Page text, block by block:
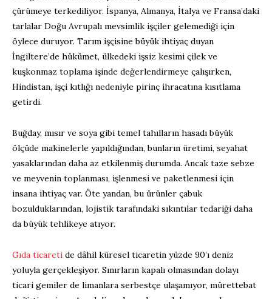
çürümeye terkediliyor. İspanya, Almanya, İtalya ve Fransa’daki
tarlalar Doğu Avrupalı mevsimlik işçiler gelemediği için
öylece duruyor. Tarım işçisine büyük ihtiyaç duyan
İngiltere’de hükümet, ülkedeki işsiz kesimi çilek ve
kuşkonmaz toplama işinde değerlendirmeye çalışırken,
Hindistan, işçi kıtlığı nedeniyle pirinç ihracatına kısıtlama
getirdi.
Buğday, mısır ve soya gibi temel tahılların hasadı büyük
ölçüde makinelerle yapıldığından, bunların üretimi, seyahat
yasaklarından daha az etkilenmiş durumda. Ancak taze sebze
ve meyvenin toplanması, işlenmesi ve paketlenmesi için
insana ihtiyaç var. Öte yandan, bu ürünler çabuk
bozulduklarından, lojistik tarafındaki sıkıntılar tedariği daha
da büyük tehlikeye atıyor.
Gıda ticareti de dâhil küresel ticaretin yüzde 90’ı deniz
yoluyla gerçekleşiyor. Sınırların kapalı olmasından dolayı
ticari gemiler de limanlara serbestçe ulaşamıyor, mürettebat